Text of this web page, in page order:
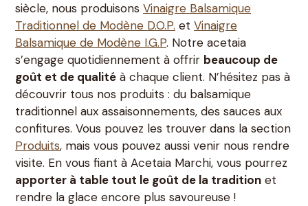
siècle, nous produisons Vinaigre Balsamique
Traditionnel de Modène D.O.P. et Vinaigre
Balsamique de Modène I.G.P. Notre acetaia
s’engage quotidiennement à offrir beaucoup de
goût et de qualité à chaque client. N’hésitez pas à
découvrir tous nos produits : du balsamique
traditionnel aux assaisonnements, des sauces aux
confitures. Vous pouvez les trouver dans la section
Produits, mais vous pouvez aussi venir nous rendre
visite. En vous fiant à Acetaia Marchi, vous pourrez
apporter à table tout le goût de la tradition et
rendre la glace encore plus savoureuse !